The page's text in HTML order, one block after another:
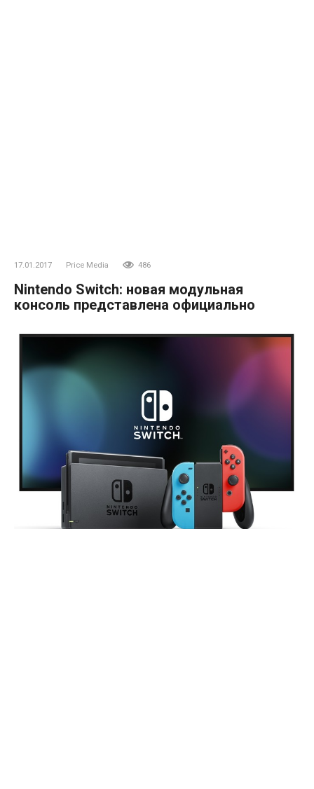
17.01.2017 Price Media 486
Nintendo Switch: новая модульная
консоль представлена официально